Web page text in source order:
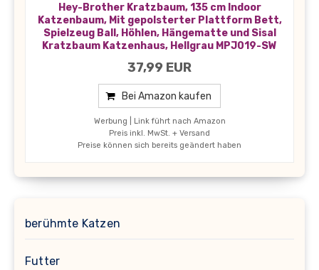
Hey-Brother Kratzbaum, 135 cm Indoor
Katzenbaum, Mit gepolsterter Plattform Bett,
Spielzeug Ball, Höhlen, Hängematte und Sisal
Kratzbaum Katzenhaus, Hellgrau MPJ019-SW
37,99 EUR
Bei Amazon kaufen
Werbung | Link führt nach Amazon
Preis inkl. MwSt. + Versand
Preise können sich bereits geändert haben
berühmte Katzen
Futter